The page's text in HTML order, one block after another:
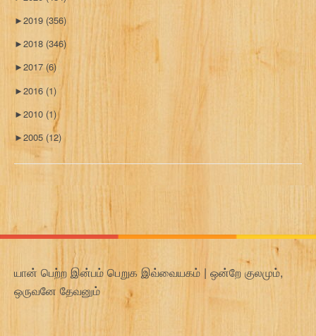
►2019 (356)
►2018 (346)
►2017 (6)
►2016 (1)
►2010 (1)
►2005 (12)
யான் பெற்ற இன்பம் பெறுக இவ்வையகம் | ஒன்றே குலமும்,
ஒருவனே தேவனும்